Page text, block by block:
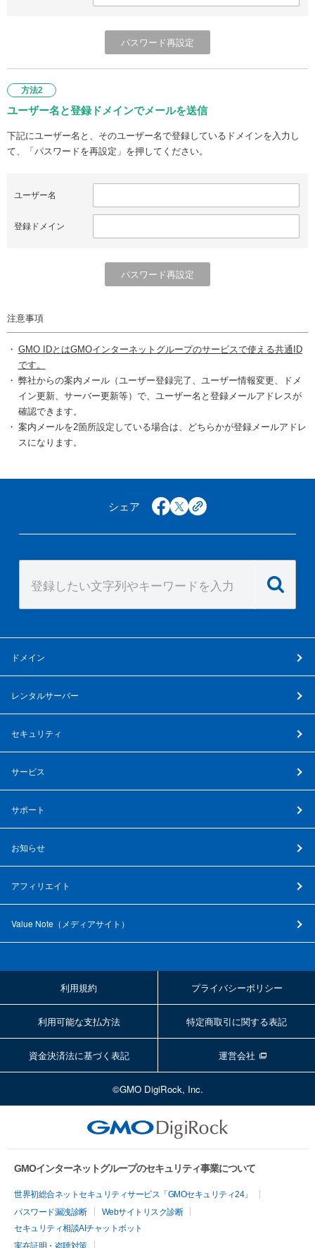
方法2
ユーザー名と登録ドメインでメールを送信
下記にユーザー名と、そのユーザー名で登録しているドメインを入力し
て、「パスワードを再設定」を押してください。
ユーザー名
登録ドメイン
注意事項
GMO IDとはGMOインターネットグループのサービスで使える共通ID
です。
弊社からの案内メール（ユーザー登録完了、ユーザー情報変更、ドメ
イン更新、サーバー更新等）で、ユーザー名と登録メールアドレスが
確認できます。
案内メールを2箇所設定している場合は、どちらかが登録メールアドレ
スになります。
シェア facebook
x copy
ドメイン
レンタルサーバー
セキュリティ
サービス
サポート
お知らせ
アフィリエイト
Value Note（ メディアサイト ）
利用規約 プライバシーポリシー
利用可能な支払方法 特定商取引に関する表記
資金決済法に基づく表記 運営会社
©GMO DigiRock, Inc.
GMOインターネットグループのセキュリティ事業について
世界初総合ネットセキュリティサービス「GMOセキュリティ24」
パスワード漏洩診断
Webサイトリスク診断
セキュリティ相談AIチャットボット
実在証明・盗聴対策